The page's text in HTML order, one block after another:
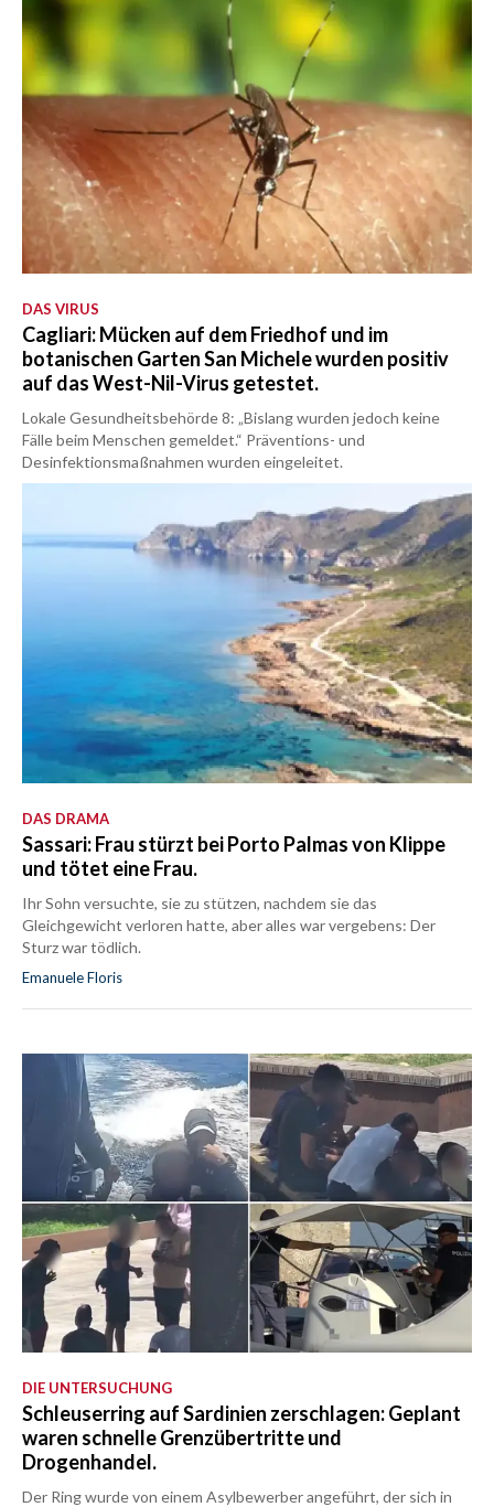
DAS VIRUS
Cagliari: Mücken auf dem Friedhof und im
botanischen Garten San Michele wurden positiv
auf das West-Nil-Virus getestet.
Lokale Gesundheitsbehörde 8: „Bislang wurden jedoch keine
Fälle beim Menschen gemeldet.“ Präventions- und
Desinfektionsmaßnahmen wurden eingeleitet.
DAS DRAMA
Sassari: Frau stürzt bei Porto Palmas von Klippe
und tötet eine Frau.
Ihr Sohn versuchte, sie zu stützen, nachdem sie das
Gleichgewicht verloren hatte, aber alles war vergebens: Der
Sturz war tödlich.
Emanuele Floris
DIE UNTERSUCHUNG
Schleuserring auf Sardinien zerschlagen: Geplant
waren schnelle Grenzübertritte und
Drogenhandel.
Der Ring wurde von einem Asylbewerber angeführt, der sich in